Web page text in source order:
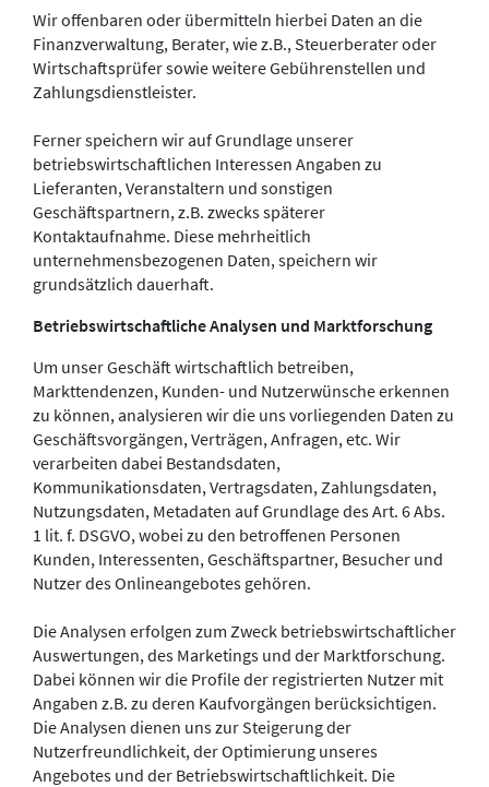
Wir offenbaren oder übermitteln hierbei Daten an die
Finanzverwaltung, Berater, wie z.B., Steuerberater oder
Wirtschaftsprüfer sowie weitere Gebührenstellen und
Zahlungsdienstleister.
Ferner speichern wir auf Grundlage unserer
betriebswirtschaftlichen Interessen Angaben zu
Lieferanten, Veranstaltern und sonstigen
Geschäftspartnern, z.B. zwecks späterer
Kontaktaufnahme. Diese mehrheitlich
unternehmensbezogenen Daten, speichern wir
grundsätzlich dauerhaft.
Betriebswirtschaftliche Analysen und Marktforschung
Um unser Geschäft wirtschaftlich betreiben,
Markttendenzen, Kunden- und Nutzerwünsche erkennen
zu können, analysieren wir die uns vorliegenden Daten zu
Geschäftsvorgängen, Verträgen, Anfragen, etc. Wir
verarbeiten dabei Bestandsdaten,
Kommunikationsdaten, Vertragsdaten, Zahlungsdaten,
Nutzungsdaten, Metadaten auf Grundlage des Art. 6 Abs.
1 lit. f. DSGVO, wobei zu den betroffenen Personen
Kunden, Interessenten, Geschäftspartner, Besucher und
Nutzer des Onlineangebotes gehören.
Die Analysen erfolgen zum Zweck betriebswirtschaftlicher
Auswertungen, des Marketings und der Marktforschung.
Dabei können wir die Profile der registrierten Nutzer mit
Angaben z.B. zu deren Kaufvorgängen berücksichtigen.
Die Analysen dienen uns zur Steigerung der
Nutzerfreundlichkeit, der Optimierung unseres
Angebotes und der Betriebswirtschaftlichkeit. Die